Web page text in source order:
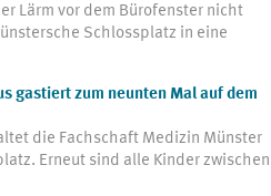
Lärm vor dem Bürofenster nicht
Schlossplatz in eine
gastiert zum neunten Mal auf dem
die Fachschaft Medizin Münster
Erneut sind alle Kinder zwischen